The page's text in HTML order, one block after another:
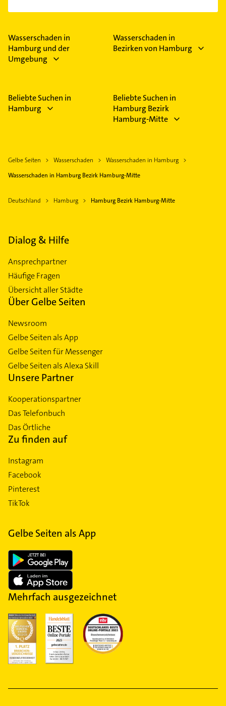
Wasserschaden in
Hamburg und der
Umgebung
Wasserschaden in
Bezirken von Hamburg
Beliebte Suchen in
Hamburg
Beliebte Suchen in
Hamburg Bezirk
Hamburg-Mitte
Gelbe Seiten Wasserschaden
Wasserschaden in Hamburg
Wasserschaden in Hamburg Bezirk Hamburg-Mitte
Deutschland Hamburg Hamburg Bezirk Hamburg-Mitte
Dialog & Hilfe
Ansprechpartner
Häufige Fragen
Übersicht aller Städte
Über Gelbe Seiten
Newsroom
Gelbe Seiten als App
Gelbe Seiten für Messenger
Gelbe Seiten als Alexa Skill
Unsere Partner
Kooperationspartner
Das Telefonbuch
Das Örtliche
Zu finden auf
Instagram
Facebook
Pinterest
TikTok
Gelbe Seiten als App
Mehrfach ausgezeichnet